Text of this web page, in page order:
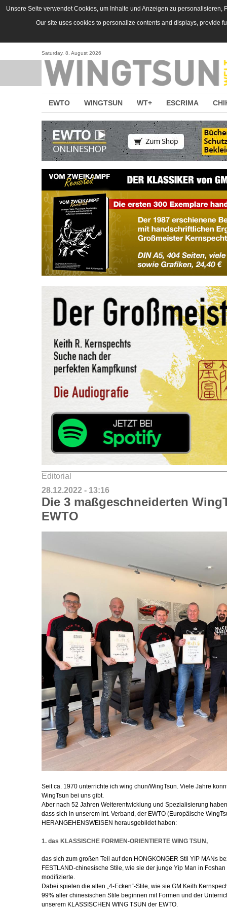
Direkt zum Inhalt
Unsere Seite verwendet Cookies, um Inhalte und Anzeigen zu
Our site uses cookies to personalize contents and displays, provide
Saturday, 8. August 2026
EWTO WINGTSUN WT+ ESCRIMA
Editorial
28.12.2022 - 13:16
Die 3 maßgeschneiderten
EWTO
Seit ca. 1970 unterrichte ich wing chun/WingTsun. Viele Jahre
WingTsun bei uns gibt.
Aber nach 52 Jahren Weiterentwicklung und Spezialisierung
dass sich in unserem int. Verband, der EWTO (Europäische
HERANGEHENSWEISEN herausgebildet haben:
1. das KLASSISCHE FORMEN-ORIENTIERTE WING TSUN,
das sich zum großen Teil auf den HONGKONGER Stil YIP MANs
FESTLAND-chinesische Stile, wie sie der junge Yip Man in
modifizierte.
Dabei spielen die alten „4-Ecken“-Stile, wie sie GM Keith
99% aller chinesischen Stile beginnen mit Formen und der
unserem KLASSISCHEN WING TSUN der EWTO.